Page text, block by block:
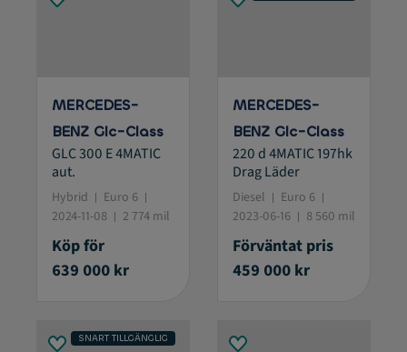
MERCEDES-
BENZ Glc-Class
GLC 300 E 4MATIC
aut.
Hybrid
Euro 6
2024-11-08
2 774 mil
Köp för
639 000 kr
MERCEDES-
BENZ Glc-Class
220 d 4MATIC 197hk
Drag Läder
Diesel
Euro 6
2023-06-16
8 560 mil
Förväntat pris
459 000 kr
SNART TILLGÄNGLIG